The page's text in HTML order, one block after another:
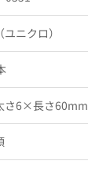
ニクロ）
さ6×長さ60mm